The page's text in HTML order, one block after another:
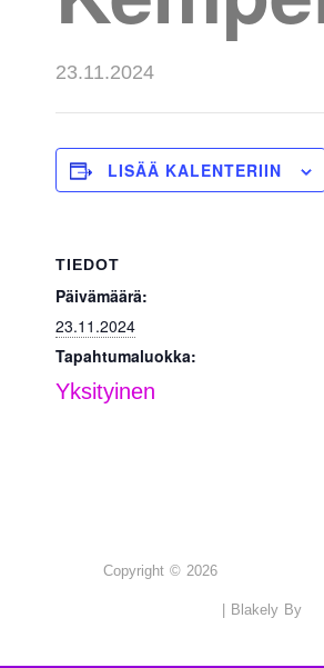
23.11.2024
LISÄÄ KALENTERIIN
TIEDOT
Päivämäärä:
23.11.2024
Tapahtumaluokka:
Yksityinen
Copyright © 2026
Blakely By